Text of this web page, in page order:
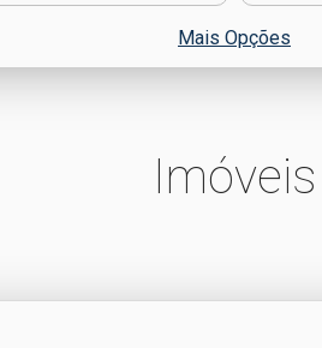
Mais Opções
Imóveis